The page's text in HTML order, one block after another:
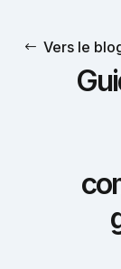
Vers le